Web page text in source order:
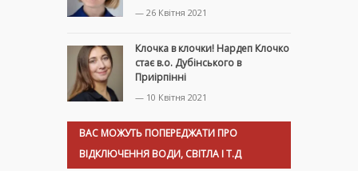
— 26 Квітня 2021
Клочка в клочки! Нардеп Клочко
стає в.о. Дубінського в
Приірпінні
— 10 Квітня 2021
ВАС МОЖУТЬ ПОПЕРЕДЖАТИ ПРО
ВІДКЛЮЧЕННЯ ВОДИ, СВІТЛА І Т.Д